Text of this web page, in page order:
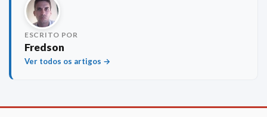
ESCRITO POR
Fredson
Ver todos os artigos →